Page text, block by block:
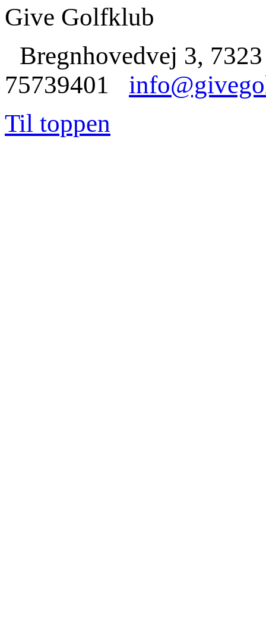
Give Golfklub
Bregnhovedvej 3,
75739401
Til toppen